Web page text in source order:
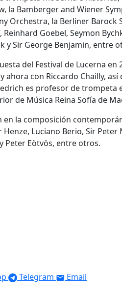
la Bamberger and Wiener
Orchestra, la Berliner
Goebel, Seymon
y Sir George Benjamin, entre
del Festival de Lucerna
ahora con Riccardo Chailly,
es profesor de
de Música Reina Sofía de
en la composición
Luciano Berio, Sir
Peter Eötvös, entre otros.
Telegram Email